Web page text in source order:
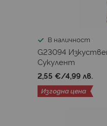
В наличност
G23094
Сукулент
2,55 €/4,99 лв.
Изгодна цена